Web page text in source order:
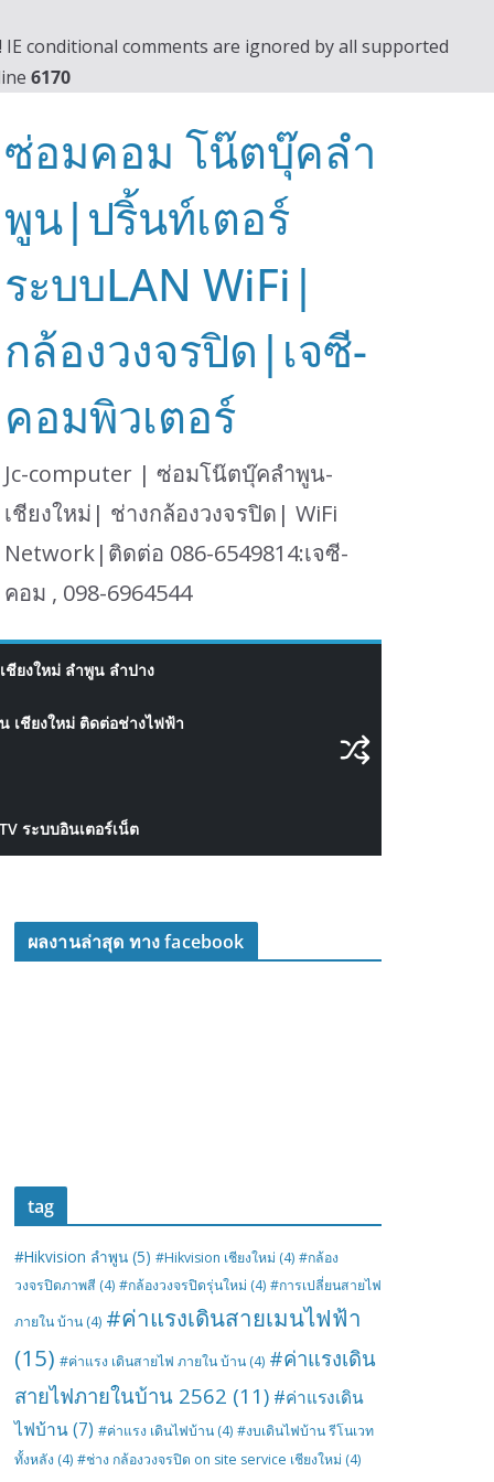
IE conditional comments are ignored by all supported
6170
ซ่อมคอม โน๊ตบุ๊คลำ
พูน|ปริ้นท์เตอร์
ระบบLAN WiFi|
กล้องวงจรปิด|เจซี-
คอมพิวเตอร์
Jc-computer | ซ่อมโน๊ตบุ๊คลำพูน-
เชียงใหม่| ช่างกล้องวงจรปิด| WiFi
Network|ติดต่อ 086-6549814:เจซี-
คอม , 098-6964544
ชียงใหม่ ลำพูน ลำปาง
เชียงใหม่ ติดต่อช่างไฟฟ้า
ระบบอินเตอร์เน็ต
ผลงานล่าสุด ทาง facebook
tag
#Hikvision ลำพูน (5) #Hikvision เชียงใหม่ (4) #กล้อง
วงจรปิดภาพสี (4) #กล้องวงจรปิดรุ่นใหม่ (4) #การเปลี่ยนสายไฟ
ภายใน บ้าน (4) #ค่าแรงเดินสายเมนไฟฟ้า
(15) #ค่าแรง เดินสายไฟ ภายใน บ้าน (4) #ค่าแรงเดิน
สายไฟภายในบ้าน 2562 (11) #ค่าแรงเดิน
ไฟบ้าน(7) #ค่าแรง เดินไฟบ้าน (4) #งบเดินไฟบ้าน รีโนเวท
ทั้งหลัง (4) #ช่าง กล้องวงจรปิด on site service เชียงใหม่ (4)